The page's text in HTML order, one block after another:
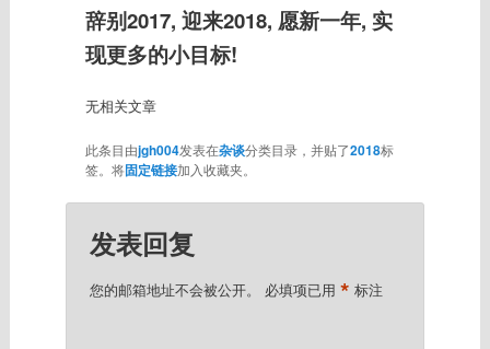
辞别2017, 迎来2018, 愿新一年, 实
现更多的小目标!
无相关文章
此条目由jgh004发表在杂谈分类目录，并贴了2018标
签。将固定链接加入收藏夹。
发表回复
您的邮箱地址不会被公开。 必填项已用 * 标注